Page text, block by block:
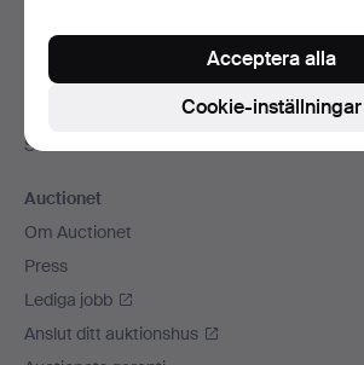
Alla auktionshus
Betalningsalternativ
Sociala medier
Auctionet
Om Auctionet
Press
Lediga jobb
Anslut ditt auktionshus
Cookie-inställningar
Acceptera alla